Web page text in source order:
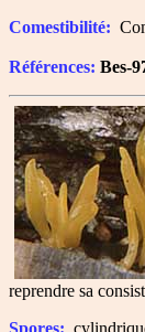
Comestibilité:
Références: Bes-
reprendre sa
Spores: